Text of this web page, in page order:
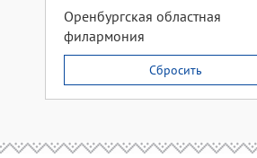
Оренбургская областная
филармония
Сбросить